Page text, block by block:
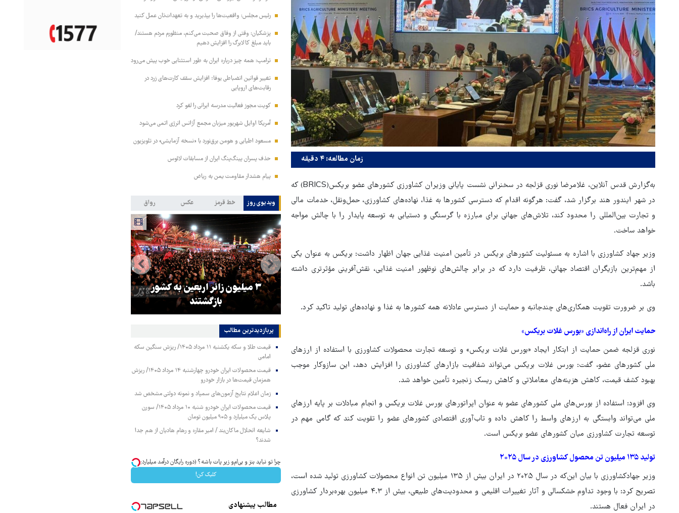
زمان مطالعه: ۴ دقیقه
به‌گزارش قدس آنلاین، غلامرضا نوری قزلجه در سخنرانی نشست پایانی وزیران کشاورزی کشورهای عضو بریکس(BRICS) که
در شهر ایندور هند برگزار شد، گفت: هرگونه اقدام که دسترسی کشورها به غذا، نهاده‌های کشاورزی، حمل‌ونقل، خدمات مالی
و تجارت بین‌المللی را محدود کند، تلاش‌های جهانی برای مبارزه با گرسنگی و دستیابی به توسعه پایدار را با چالش مواجه
خواهد ساخت.
وزیر جهاد کشاورزی با اشاره به مسئولیت کشورهای بریکس در تأمین امنیت غذایی جهان اظهار داشت: بریکس به عنوان یکی
از مهم‌ترین بازیگران اقتصاد جهانی، ظرفیت دارد که در برابر چالش‌های نوظهور امنیت غذایی، نقش‌آفرینی مؤثرتری داشته
باشد.
وی بر ضرورت تقویت همکاری‌های چندجانبه و حمایت از دسترسی عادلانه همه کشورها به غذا و نهاده‌های تولید تاکید کرد.
حمایت ایران از راه‌اندازی «بورس غلات بریکس»
نوری قزلجه ضمن حمایت از ابتکار ایجاد «بورس غلات بریکس» و توسعه تجارت محصولات کشاورزی با استفاده از ارزهای
ملی کشورهای عضو، گفت: بورس غلات بریکس می‌تواند شفافیت بازارهای کشاورزی را افزایش دهد، این سازوکار موجب
بهبود کشف قیمت، کاهش هزینه‌های معاملاتی و کاهش ریسک زنجیره تأمین خواهد شد.
وی افزود: استفاده از بورس‌های ملی کشورهای عضو به عنوان اپراتورهای بورس غلات بریکس و انجام مبادلات بر پایه ارزهای
ملی می‌تواند وابستگی به ارزهای واسط را کاهش داده و تاب‌آوری اقتصادی کشورهای عضو را تقویت کند که گامی مهم در
توسعه تجارت کشاورزی میان کشورهای عضو بریکس است.
تولید ۱۳۵ میلیون تن محصول کشاورزی در سال ۲۰۲۵
وزیر جهادکشاورزی با بیان این‌که در سال ۲۰۲۵ در ایران بیش از ۱۳۵ میلیون تن انواع محصولات کشاورزی تولید شده است،
تصریح کرد: با وجود تداوم خشکسالی و آثار تغییرات اقلیمی و محدودیت‌های طبیعی، بیش از ۴.۳ میلیون بهره‌بردار کشاورزی
در ایران فعال هستند.
رئیس مجلس: واقعیت‌ها را بپذیرید و به تعهدات‌تان عمل کنید
پزشکیان: وقتی از وفاق صحبت می‌کنم، منظورم مردم هستند/
باید مبلغ کالابرگ را افزایش دهیم
ترامپ: همه چیز درباره ایران به طور استثنایی خوب پیش می‌رود
تغییر قوانین انضباطی یوفا؛ افزایش سقف کارت‌های زرد در
رقابت‌های اروپایی
کویت مجوز فعالیت مدرسه ایرانی را لغو کرد
آمریکا اوایل شهریور میزبان مجمع آژانس انرژی اتمی می‌شود
مسعود اطیابی و هومن برق‌نورد با «نسخه آزمایشی» در تلویزیون
حذف پسران پینگ‌پنگ ایران از مسابقات لائوس
پیام هشدار مقاومت یمن به ریاض
ویدیوی روز خط قرمز عکس رواق
در منطقه درمانده کرد
جنگ‌طلبی است!
۳ میلیون زائر اربعین به کشور
بازگشتند
پربازدیدترین‌ مطالب
قیمت طلا و سکه یکشنبه ۱۱ مرداد ۱۴۰۵/ ریزش سنگین سکه
امامی
قیمت محصولات ایران خودرو چهارشنبه ۱۴ مرداد ۱۴۰۵/ ریزش
همزمان قیمت‌ها در بازار خودرو
زمان اعلام نتایج آزمون‌های سمپاد و نمونه دولتی مشخص شد
قیمت محصولات ایران خودرو شنبه ۱۰ مرداد ۱۴۰۵/ سورن
پلاس یک میلیارد و ۹۰۵ میلیون تومان
شایعه انحلال ماکان‌بند / امیر مقاره و رهام هادیان از هم جدا
شدند؟
چرا تو نباید بنز و بی‌ام‌و زیر پات باشه؟ (دوره رایگان درآمد میلیاردی)
کلیک کن!
مطالب پیشنهادی